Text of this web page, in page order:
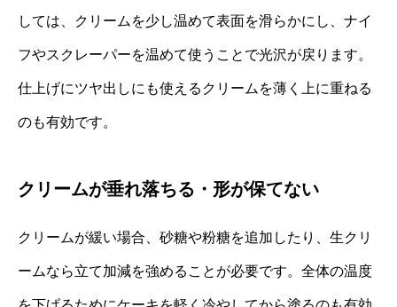
しては、クリームを少し温めて表面を滑らかにし、ナイ
フやスクレーパーを温めて使うことで光沢が戻ります。
仕上げにツヤ出しにも使えるクリームを薄く上に重ねる
のも有効です。
クリームが垂れ落ちる・形が保てない
クリームが緩い場合、砂糖や粉糖を追加したり、生クリ
ームなら立て加減を強めることが必要です。全体の温度